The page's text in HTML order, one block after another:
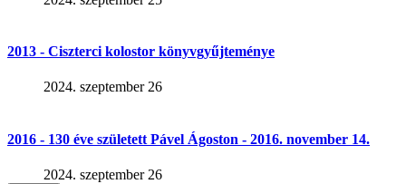
2013 - Ciszterci kolostor könyvgyűjteménye
2024. szeptember 26
2016 - 130 éve született Pável Ágoston - 2016. november 14.
2024. szeptember 26